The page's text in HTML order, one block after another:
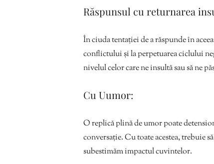
Răspunsul cu returnarea
În ciuda tentației de a răspunde în
conflictului și la perpetuarea ciclului
nivelul celor care ne insultă sau să ne
Cu Uumor:
O replică plină de umor poate
conversație. Cu toate acestea, trebuie
subestimăm impactul cuvintelor.